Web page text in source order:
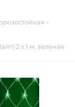
–
2 х 1 м, зеленая